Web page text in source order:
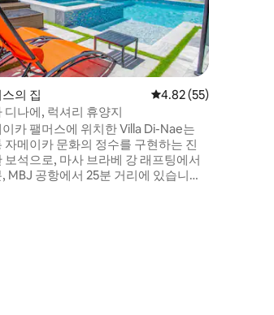
의 집 평점 4.82점(5점 만점
4.82 (55)
디나에, 럭셔리 휴양지
카 팰머스에 위치한 Villa Di-Nae는
자메이카 문화의 정수를 구현하는 진
보석으로, 마사 브라베 강 래프팅에서
MBJ 공항에서 25분 거리에 있습니다.